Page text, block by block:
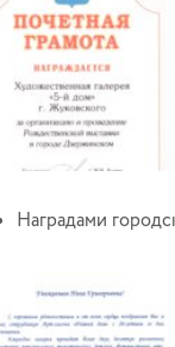
Наградами